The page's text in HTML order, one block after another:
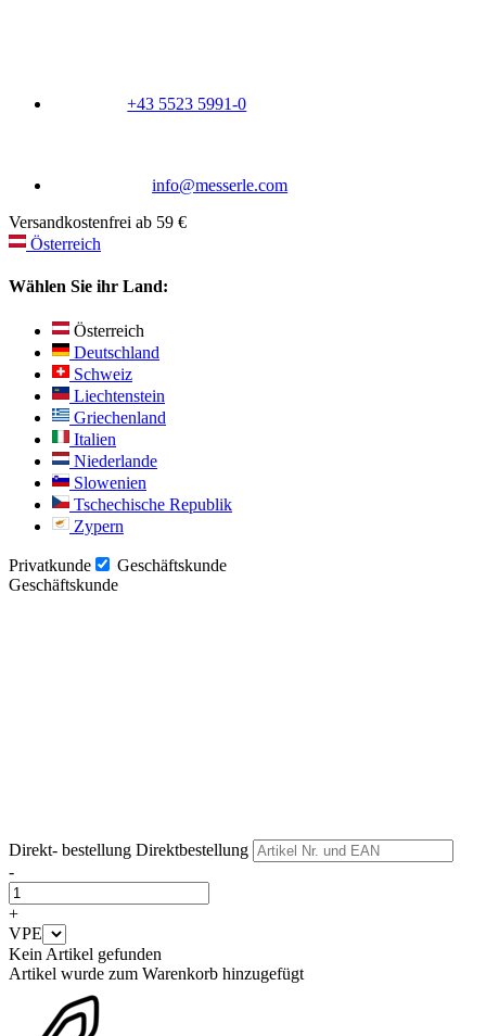
+43 5523 5991-0
info@messerle.com
Versandkostenfrei ab 59 €
Österreich
Wählen Sie ihr Land:
Österreich
Deutschland
Schweiz
Liechtenstein
Griechenland
Italien
Niederlande
Slowenien
Tschechische Republik
Zypern
Privatkunde
Geschäftskunde
Geschäftskunde
Direkt- bestellung Direktbestellung
-
+
VPE
Kein Artikel gefunden
Artikel wurde zum Warenkorb hinzugefügt